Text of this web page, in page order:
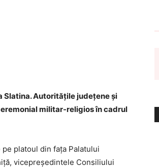
Slatina. Autorităţile judeţene şi
militar-religios în cadrul
platoul din faţa Palatului
vicepreședintele Consiliului